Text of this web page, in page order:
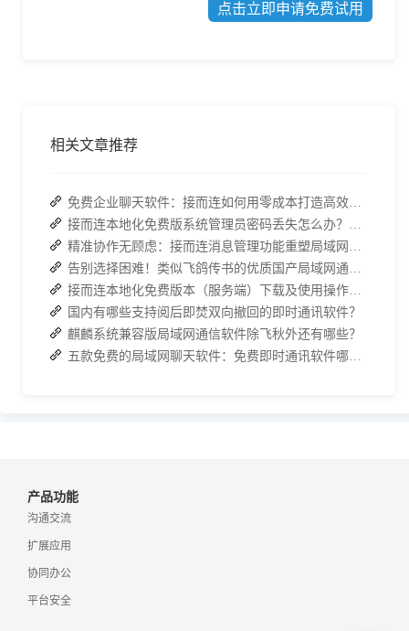
点击立即申请免费试用
相关文章推荐
免费企业聊天软件：接而连如何用零成本打造高效协同？
接而连本地化免费版系统管理员密码丢失怎么办？两种解决方案帮你快速恢复权限
精准协作无顾虑：接而连消息管理功能重塑局域网沟通新体验
告别选择困难！类似飞鸽传书的优质国产局域网通讯软件推荐
接而连本地化免费版本（服务端）下载及使用操作手册
国内有哪些支持阅后即焚双向撤回的即时通讯软件？
麒麟系统兼容版局域网通信软件除飞秋外还有哪些？
五款免费的局域网聊天软件：免费即时通讯软件哪款更胜一筹？
产品功能
沟通交流
扩展应用
协同办公
平台安全